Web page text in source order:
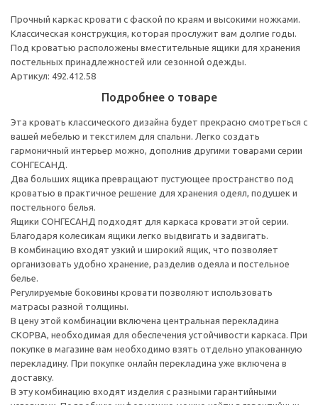
Прочный каркас кровати с фаской по краям и высокими ножками.
Классическая конструкция, которая прослужит вам долгие годы.
Под кроватью расположены вместительные ящики для хранения
постельных принадлежностей или сезонной одежды.
Артикул: 492.412.58
Подробнее о товаре
Эта кровать классического дизайна будет прекрасно смотреться с
вашей мебелью и текстилем для спальни. Легко создать
гармоничный интерьер можно, дополнив другими товарами серии
СОНГЕСАНД.
Два больших ящика превращают пустующее пространство под
кроватью в практичное решение для хранения одеял, подушек и
постельного белья.
Ящики СОНГЕСАНД подходят для каркаса кровати этой серии.
Благодаря колесикам ящики легко выдвигать и задвигать.
В комбинацию входят узкий и широкий ящик, что позволяет
организовать удобно хранение, разделив одеяла и постельное
белье.
Регулируемые боковины кровати позволяют использовать
матрасы разной толщины.
В цену этой комбинации включена центральная перекладина
СКОРВА, необходимая для обеспечения устойчивости каркаса. При
покупке в магазине вам необходимо взять отдельно упакованную
перекладину. При покупке онлайн перекладина уже включена в
доставку.
В эту комбинацию входят изделия с разными гарантийными